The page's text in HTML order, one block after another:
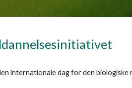
internationale dag for den biologiske